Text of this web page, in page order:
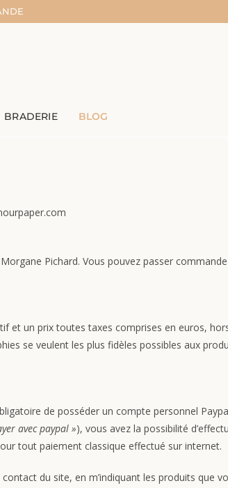
BRADERIE BLOG
Pichard. Vous pouvez passer
et un prix toutes taxes comprises en euros,
se veulent les plus fidèles possibles aux
de posséder un compte personnel
avec paypal »), vous avez la possibilité
tout paiement classique effectué sur internet.
du site, en m’indiquant les produits que